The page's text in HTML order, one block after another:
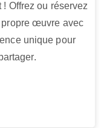
! Offrez ou réservez
propre œuvre avec
unique pour